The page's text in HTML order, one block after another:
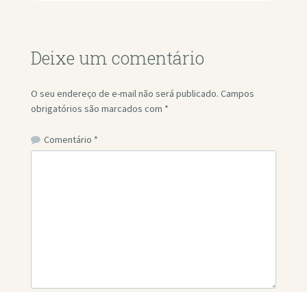
Deixe um comentário
O seu endereço de e-mail não será publicado. Campos
obrigatórios são marcados com *
Comentário *